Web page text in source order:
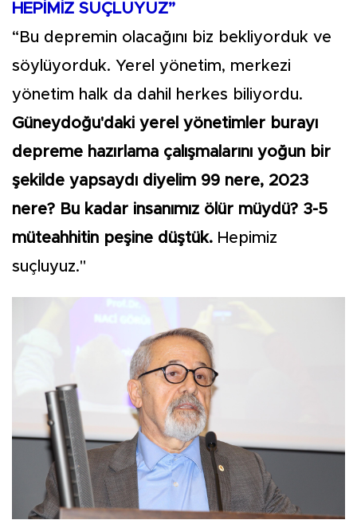
HEPİMİZ SUÇLUYUZ”
“Bu depremin olacağını biz bekliyorduk ve
söylüyorduk. Yerel yönetim, merkezi
yönetim halk da dahil herkes biliyordu.
Güneydoğu'daki yerel yönetimler burayı
depreme hazırlama çalışmalarını yoğun bir
şekilde yapsaydı diyelim 99 nere, 2023
nere? Bu kadar insanımız ölür müydü? 3-5
müteahhitin peşine düştük. Hepimiz
suçluyuz."